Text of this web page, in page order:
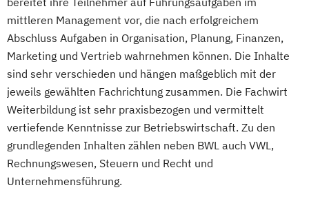
mittleren Management vor, die nach erfolgreichem
Abschluss Aufgaben in Organisation, Planung, Finanzen,
Marketing und Vertrieb wahrnehmen können. Die Inhalte
sind sehr verschieden und hängen maßgeblich mit der
jeweils gewählten Fachrichtung zusammen. Die Fachwirt
Weiterbildung ist sehr praxisbezogen und vermittelt
vertiefende Kenntnisse zur Betriebswirtschaft. Zu den
grundlegenden Inhalten zählen neben BWL auch VWL,
Rechnungswesen, Steuern und Recht und
Unternehmensführung.